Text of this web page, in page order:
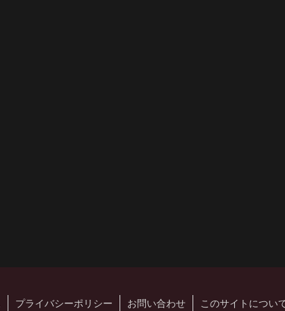
プライバシーポリシー お問い合わせ このサイトについ